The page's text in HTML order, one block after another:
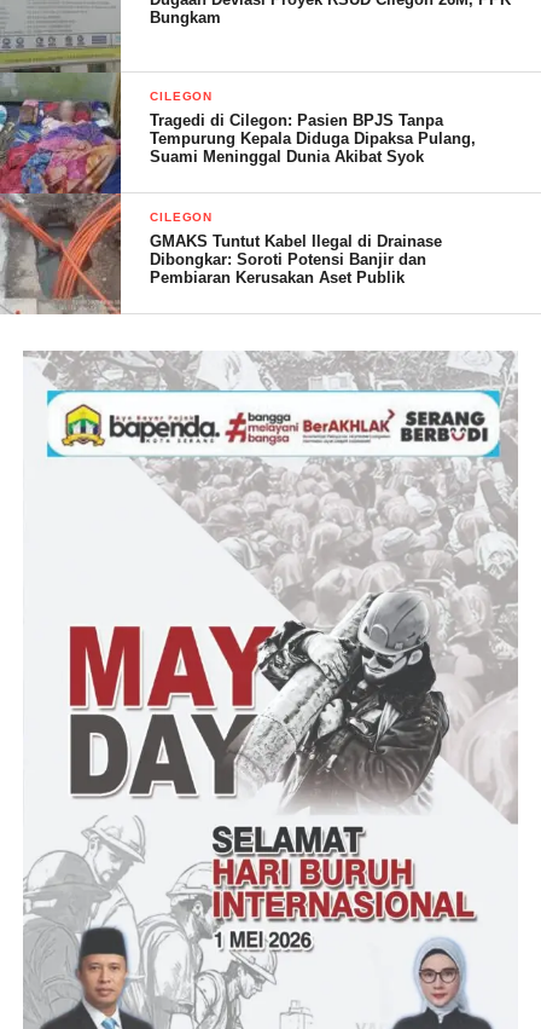
Berbeda dengan Dwi yang berprofesi sebagai supir travel, lewat
Jumat curhat ini Dwi menyampaikan kondisi yang sudah
berbeda ” sebelum covid saya bisa narik sampai 3 rit dengan
trayek merak jakarta, kalau untuk kondisi yang sekarang, untuk
mendapatkan satu rit saja sangat sulit,
Masih kata Dwi, saya pernah tiga hari dua malam tidak dapat
tarikan dan harus tidur dipelabuhan,belum lagi harga member
parkir yang menurut saya sangat mahal dan jujur sangat berat
Pak, yang dulu itu 100rb tiap bulan kalo sekarang 180rb tiap
Komandan IPTU Atep Mulyana kepada awak media
menjelaskan perihal kunjungan kali ini ” saya sebagai Kapolsek
KSKP Merak sudah menampung semua keluhan bapak Said dan
Bapak Dwi, bagaimana pun mereka adalah masyarakat yang
harus diperhatikan, karena aktivitas mereka diwilayah hukum
Kskp Merak ini.
Kegiatan Jumat Curhat ini nanti nya akan kami teruskan ke
Polda Banten dan juga Pejabat yang berwenang di Pelabuhan
Bungkam
CILEGON
Tragedi di Cilegon: Pasien BPJS Tanpa
Tempurung Kepala Diduga Dipaksa Pulang,
Suami Meninggal Dunia Akibat Syok
CILEGON
GMAKS Tuntut Kabel Ilegal di Drainase
Dibongkar: Soroti Potensi Banjir dan
Pembiaran Kerusakan Aset Publik